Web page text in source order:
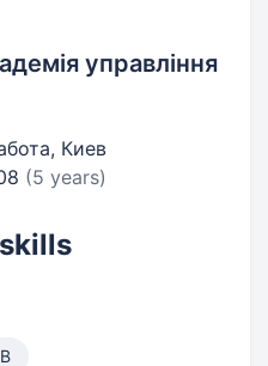
управління
Киев
(5 years)